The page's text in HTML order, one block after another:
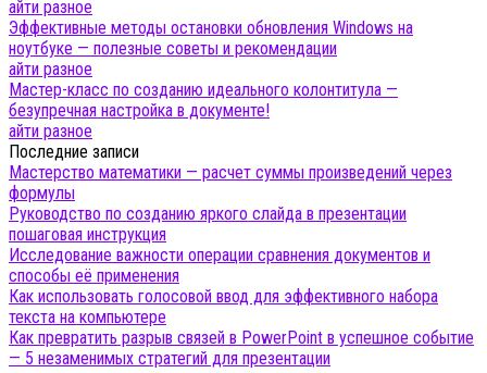
айти разное
Эффективные методы остановки обновления Windows на
ноутбуке — полезные советы и рекомендации
айти разное
Мастер-класс по созданию идеального колонтитула —
безупречная настройка в документе!
айти разное
Последние записи
Мастерство математики — расчет суммы произведений через
формулы
Руководство по созданию яркого слайда в презентации
пошаговая инструкция
Исследование важности операции сравнения документов и
способы её применения
Как использовать голосовой ввод для эффективного набора
текста на компьютере
Как превратить разрыв связей в PowerPoint в успешное событие
— 5 незаменимых стратегий для презентации